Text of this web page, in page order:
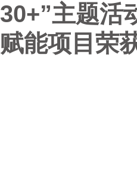
30+”主题活
赋能项目荣